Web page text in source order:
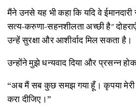
मैंने उनसे यह भी कहा कि यदि वे
सत्य-करुणा-सहनशीलता अच्छी है"
उन्हें सुरक्षा और आशीर्वाद मिल सकता है।
उन्होंने मुझे धन्यवाद दिया और प्रसन्न
“अब मैं सब कुछ समझ गया हूँ। कृपया मेरी
करा दीजिए।”